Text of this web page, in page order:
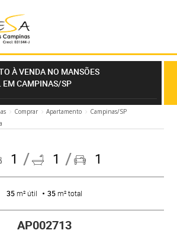
À VENDA NO MANSÕES
EM CAMPINAS/SP
Comprar Apartamento
Campinas/SP
1 1 1
35m² útil 35m² total
AP002713